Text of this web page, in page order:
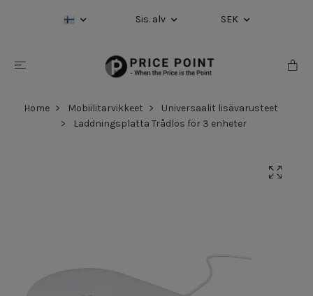
Sis. alv SEK
Home Mobiilitarvikkeet
Universaalit lisävarusteet
Laddningsplatta Trådlös för 3 enheter